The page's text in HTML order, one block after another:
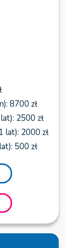
8700 zł
2500 zł
lat): 2000 zł
500 zł